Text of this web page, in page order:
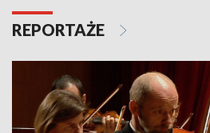
REPORTAŻE